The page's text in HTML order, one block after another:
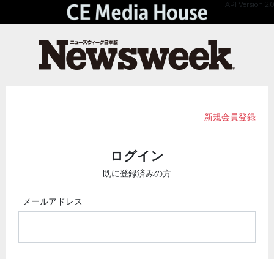
API Version 2.0
新規会員登録
ログイン
既に登録済みの方
メールアドレス